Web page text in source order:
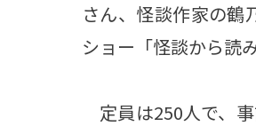
さん、怪談作家の鶴
ショー「怪談から読
定員は250人で、